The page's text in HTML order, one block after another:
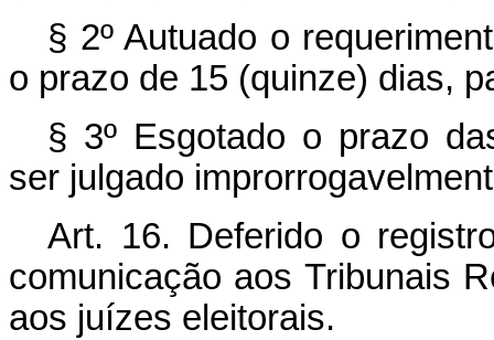
§ 2º Autuado o
o prazo de 15 (quinze) dias,
§ 3º Esgotado o prazo
ser julgado
Art. 16. Deferido o
comunicação aos Tribunais
aos juízes eleitorais.